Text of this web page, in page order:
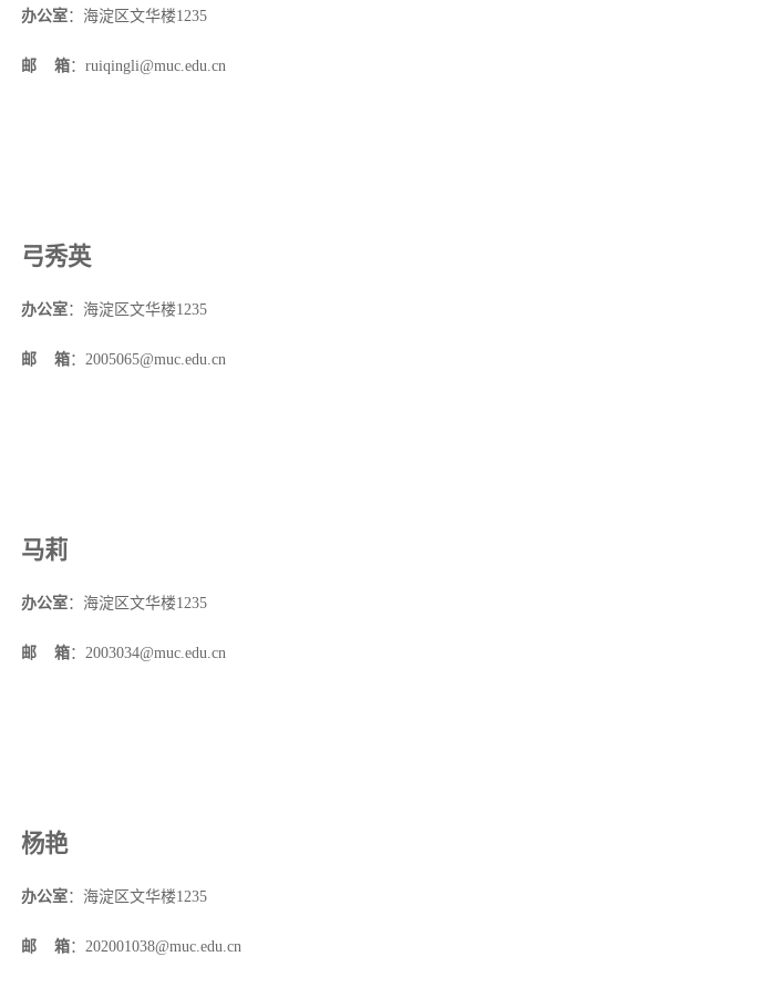
办公室：海淀区文华楼1235
邮 箱：ruiqingli@muc.edu.cn
弓秀英
办公室：海淀区文华楼1235
邮 箱：2005065@muc.edu.cn
马莉
办公室：海淀区文华楼1235
邮 箱：2003034@muc.edu.cn
杨艳
办公室：海淀区文华楼1235
邮 箱：202001038@muc.edu.cn